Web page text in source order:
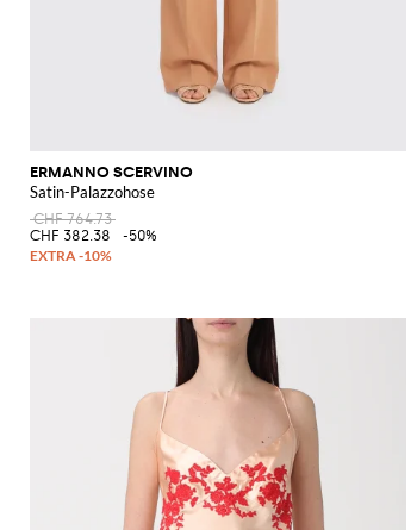
ERMANNO SCERVINO
Satin-Palazzohose
CHF 764.73
CHF 382.38
-50%